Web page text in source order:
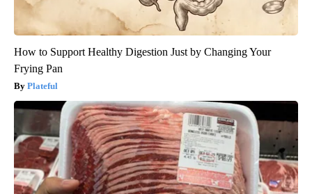
How to Support Healthy Digestion Just by Changing Your
Frying Pan
Plateful